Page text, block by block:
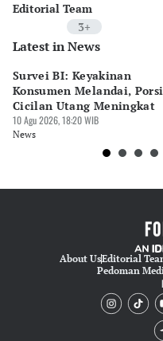
Editorial Team
3+
Editor
Editor
Nadia Agatha Pramesthi
Tubagus Imam Satrio
Latest in News
Survei BI: Keyakinan
Konsumen Melandai, Porsi
Cicilan Utang Meningkat
10 Agu 2026, 18:20 WIB
News
About UsEditorial
Pedoman